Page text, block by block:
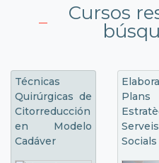
Cursos
Técnicas
Quirúrgicas de
Citorreducción
en Modelo
Cadáver
Plans
Serveis
Socials